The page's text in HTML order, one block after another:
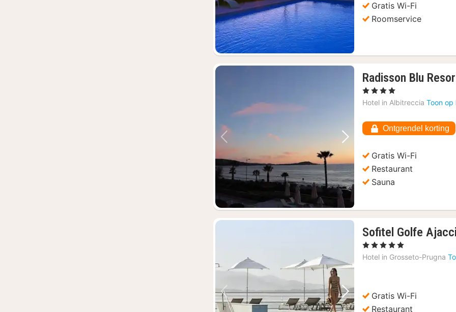
Gratis Wi-Fi
Roomservice
Vorige foto Volgende foto
Radisson Blu
, 4 Sterren
Hotel in Albitreccia Toon op
Ontgrendel korting
Gratis Wi-Fi
Restaurant
Sauna
Vorige foto Volgende foto
Sofitel Golfe
, 5 Sterren
Hotel in Grosseto-Prugna
Gratis Wi-Fi
Restaurant